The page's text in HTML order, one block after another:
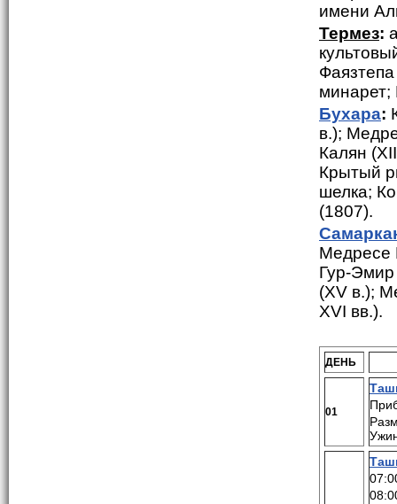
имени
Термез:
минарет;
Бухара:
в.);
Калян
Крытый
шелка;
(1807).
Медресе
Гур-Эмир
(XV в.);
XVI вв.).
ДЕНЬ
01